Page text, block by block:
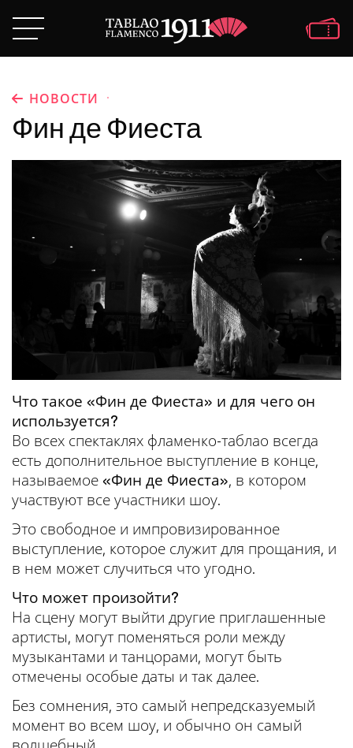
НОВОСТИ ·
Фин де Фиеста
Что такое «Фин де Фиеста» и для чего он
используется?
Во всех спектаклях фламенко-таблао всегда
есть дополнительное выступление в конце,
называемое «Фин де Фиеста», в котором
участвуют все участники шоу.
Это свободное и импровизированное
выступление, которое служит для прощания, и
в нем может случиться что угодно.
Что может произойти?
На сцену могут выйти другие приглашенные
артисты, могут поменяться роли между
музыкантами и танцорами, могут быть
отмечены особые даты и так далее.
Без сомнения, это самый непредсказуемый
момент во всем шоу, и обычно он самый